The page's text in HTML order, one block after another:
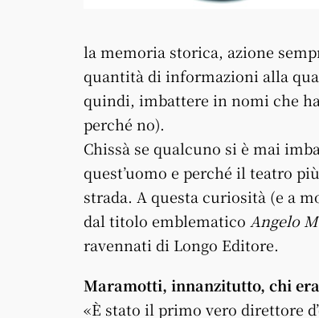
la memoria storica, azione
quantità di informazioni alla
quindi, imbattere in nomi che
perché no).
Chissà se qualcuno si è mai
quest’uomo e perché il teatro
strada. A questa curiosità (e a
dal titolo emblematico Angelo
ravennati di Longo Editore.
Maramotti, innanzitutto, chi
«È stato il primo vero direttore